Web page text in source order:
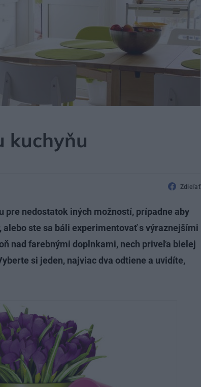
kuchyňu
Zdieľať
pre nedostatok iných možností, prípadne aby
ste sa báli experimentovať s výraznejšími
nad farebnými doplnkami, nech priveľa bielej
si jeden, najviac dva odtiene a uvidíte,